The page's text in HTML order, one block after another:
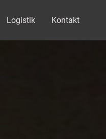
Logistik Kontakt